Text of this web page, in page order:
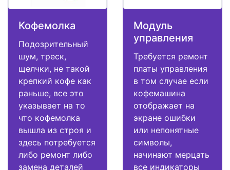
Кофемолка
Подозрительный
шум, треск,
щелчки, не такой
крепкий кофе как
раньше, все это
указывает на то
что кофемолка
вышла из строя и
здесь потребуется
либо ремонт либо
замена деталей
Модуль
управления
Требуется ремонт
платы управления
в том случае если
кофемашина
отображает на
экране ошибки
или непонятные
символы,
начинают мерцать
все индикаторы